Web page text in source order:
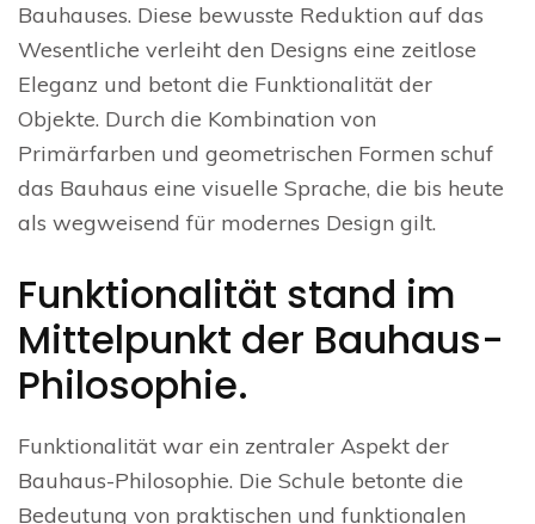
Bauhauses. Diese bewusste Reduktion auf das
Wesentliche verleiht den Designs eine zeitlose
Eleganz und betont die Funktionalität der
Objekte. Durch die Kombination von
Primärfarben und geometrischen Formen schuf
das Bauhaus eine visuelle Sprache, die bis heute
als wegweisend für modernes Design gilt.
Funktionalität stand im
Mittelpunkt der Bauhaus-
Philosophie.
Funktionalität war ein zentraler Aspekt der
Bauhaus-Philosophie. Die Schule betonte die
Bedeutung von praktischen und funktionalen